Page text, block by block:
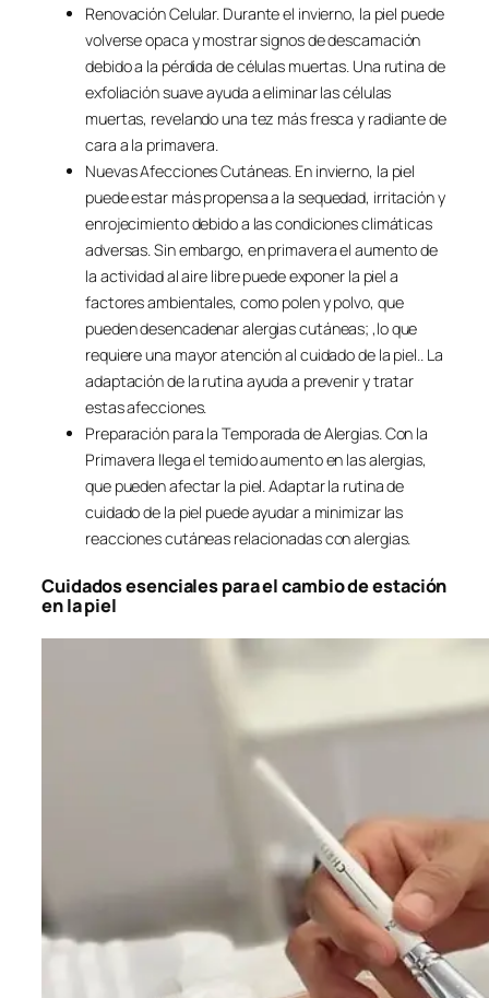
Renovación Celular. Durante el invierno, la piel puede
volverse opaca y mostrar signos de descamación
debido a la pérdida de células muertas. Una rutina de
exfoliación suave ayuda a eliminar las células
muertas, revelando una tez más fresca y radiante de
cara a la primavera.
Nuevas Afecciones Cutáneas. En invierno, la piel
puede estar más propensa a la sequedad, irritación y
enrojecimiento debido a las condiciones climáticas
adversas. Sin embargo, en primavera el aumento de
la actividad al aire libre puede exponer la piel a
factores ambientales, como polen y polvo, que
pueden desencadenar alergias cutáneas; ,lo que
requiere una mayor atención al cuidado de la piel.. La
adaptación de la rutina ayuda a prevenir y tratar
estas afecciones.
Preparación para la Temporada de Alergias. Con la
Primavera llega el temido aumento en las alergias,
que pueden afectar la piel. Adaptar la rutina de
cuidado de la piel puede ayudar a minimizar las
reacciones cutáneas relacionadas con alergias.
Cuidados esenciales para el cambio de estación
en la piel